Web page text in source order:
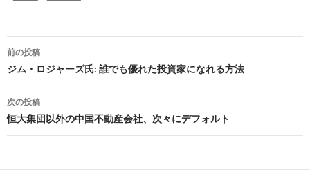
投
稿
ナ
ビ
ー
前の投稿
ジム・ロジャーズ氏: 誰でも優れた投資家になれる方法
次の投稿
恒大集団以外の中国不動産会社、次々にデフォルト